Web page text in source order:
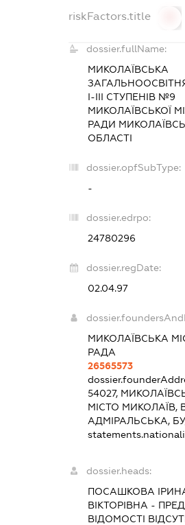
riskFactors.title
dossier.fullName:
МИКОЛАЇВСЬКА
І-ІІІ СТУПЕНІВ №9
МИКОЛАЇВСЬКОЇ
РАДИ
ОБЛАСТІ
dossier.opfSubType:
-
dossier.edrpo:
24780296
dossier.regDate:
02.04.97
МИКОЛАЇВСЬКА
РАДА
26565573
54027,
МІСТО МИКОЛАЇВ,
АДМІРАЛЬСЬКА,
dossier.heads:
ПОСАШКОВА
ВІКТОРІВНА -
ВІДОМОСТІ